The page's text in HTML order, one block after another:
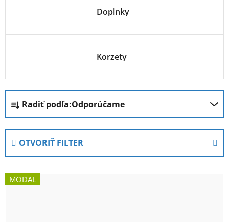
Doplnky
Korzety
R
a
d
e
n
e
p
Radiť podľa:Odporúčame
OTVORIŤ FILTER
V
ýMODAL